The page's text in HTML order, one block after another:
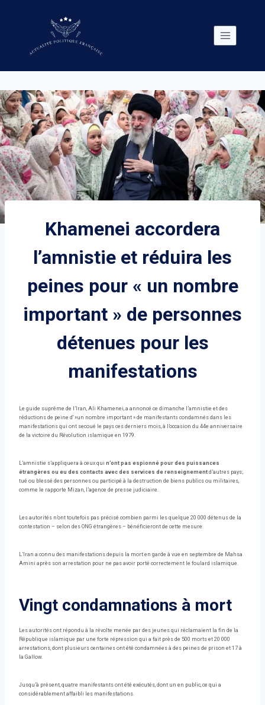
Khamenei accordera
l’amnistie et réduira les
peines pour « un nombre
important » de personnes
détenues pour les
manifestations
Le guide suprême de l’Iran, Ali Khamenei, a annoncé ce dimanche l’amnistie et des
réductions de peine d' »un nombre important » de manifestants condamnés dans les
manifestations qui ont secoué le pays ces derniers mois, à l’occasion du 44e anniversaire
de la victoire du Révolution islamique en 1979.
L’amnistie s’appliquera à ceux qui n’ont pas espionné pour des puissances
étrangères ou eu des contacts avec des services de renseignement d’autres pays;
tué ou blessé des personnes ou participé à la destruction de biens publics ou militaires,
comme le rapporte Mizan, l’agence de presse judiciaire.
Les autorités n’ont toutefois pas précisé combien parmi les quelque 20 000 détenus de la
contestation – selon des ONG étrangères – bénéficieront de cette mesure.
L’Iran a connu des manifestations depuis la mort en garde à vue en septembre de Mahsa
Amini après son arrestation pour ne pas avoir porté correctement le foulard islamique.
Vingt condamnations à mort
Les autorités ont répondu à la révolte menée par des jeunes qui réclamaient la fin de la
République islamique par une forte répression qui a fait près de 500 morts et 20 000
arrestations, dont plusieurs centaines ont été condamnées à des peines de prison et 17 à
la Gallow.
Jusqu’à présent, quatre manifestants ont été exécutés, dont un en public, ce qui a
considérablement affaibli les manifestations.